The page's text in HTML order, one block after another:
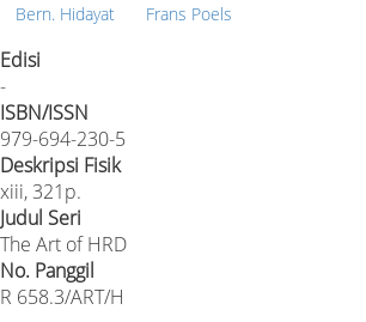
Bern. Hidayat Frans Poels
Edisi
-
ISBN/ISSN
979-694-230-5
Deskripsi Fisik
xiii, 321p.
Judul Seri
The Art of HRD
No. Panggil
R 658.3/ART/H